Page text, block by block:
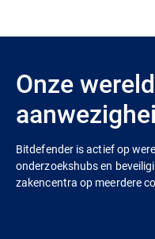
Onze
Bitdefender is actief op
onderzoekshubs en
zakencentra op meerdere